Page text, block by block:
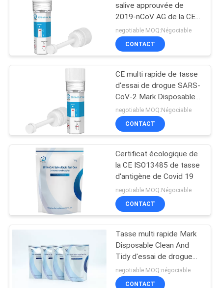
QUALITÉ
CONTACTEZ-
NOUS
NOUVELLES
DEMANDEZ
UNE
CITATION
SITE
PRIVACY
POLICY
Kit d'essai de DOA
Système
d'Immunofluorecense
Animal familier
Test&Equipment
rapide
6
salive approuvée de
2019-nCoV AG de la CE
pour le centre médical
negotiable MOQ:Négociable
CONTACT
CE multi rapide de tasse
d'essai de drogue SARS-
CoV-2 Mark Disposable
Clean et rangé pour
l'essai
negotiable MOQ:Négociable
CONTACT
Certificat écologique de
la CE ISO13485 de tasse
d'antigène de Covid 19
negotiable MOQ:Négociable
CONTACT
Tasse multi rapide Mark
Disposable Clean And
Tidy d'essai de drogue
SARS-CoV-2 pour l'essai
negotiable MOQ:négociable
CONTACT